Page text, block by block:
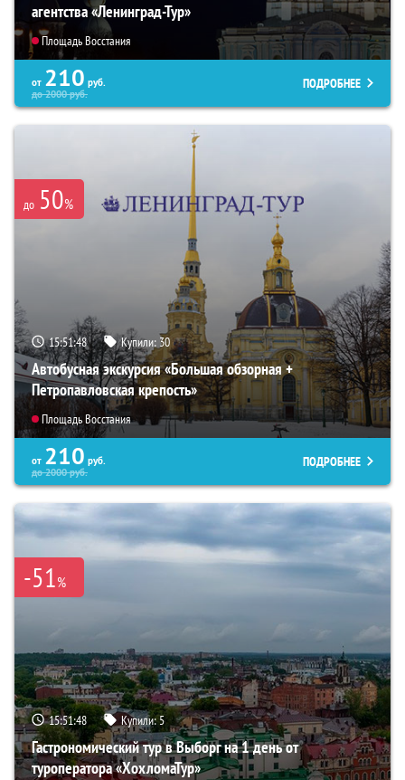
агентства «Ленинград-Тур»
Площадь Восстания
от 210 руб.
до2000руб.
ПОДРОБНЕЕ
до 50%
15:51:47 Купили: 30
Автобусная экскурсия «Большая обзорная +
Петропавловская крепость»
Площадь Восстания
от 210 руб.
до2000руб.
ПОДРОБНЕЕ
-51%
15:51:47 Купили:5
Гастрономический тур в Выборг на 1 день от
туроператора «ХохломаТур»